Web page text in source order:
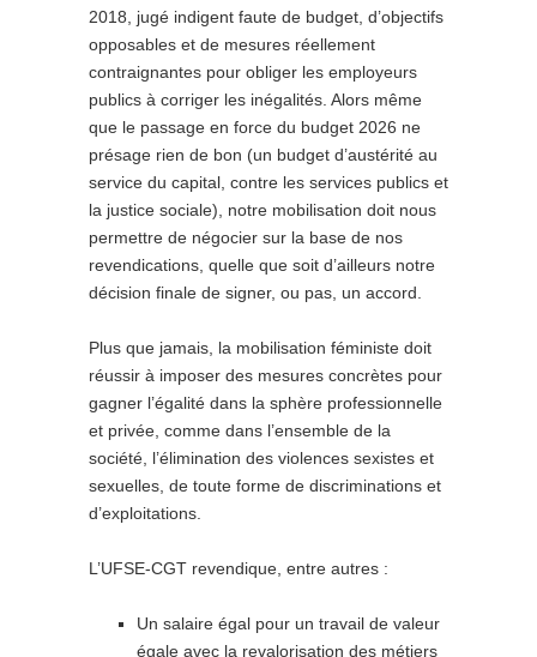
2018, jugé indigent faute de budget, d’objectifs
opposables et de mesures réellement
contraignantes pour obliger les employeurs
publics à corriger les inégalités. Alors même
que le passage en force du budget 2026 ne
présage rien de bon (un budget d’austérité au
service du capital, contre les services publics et
la justice sociale), notre mobilisation doit nous
permettre de négocier sur la base de nos
revendications, quelle que soit d’ailleurs notre
décision finale de signer, ou pas, un accord.
Plus que jamais, la mobilisation féministe doit
réussir à imposer des mesures concrètes pour
gagner l’égalité dans la sphère professionnelle
et privée, comme dans l’ensemble de la
société, l’élimination des violences sexistes et
sexuelles, de toute forme de discriminations et
d’exploitations.
L’UFSE-CGT revendique, entre autres :
Un salaire égal pour un travail de valeur
égale avec la revalorisation des métiers